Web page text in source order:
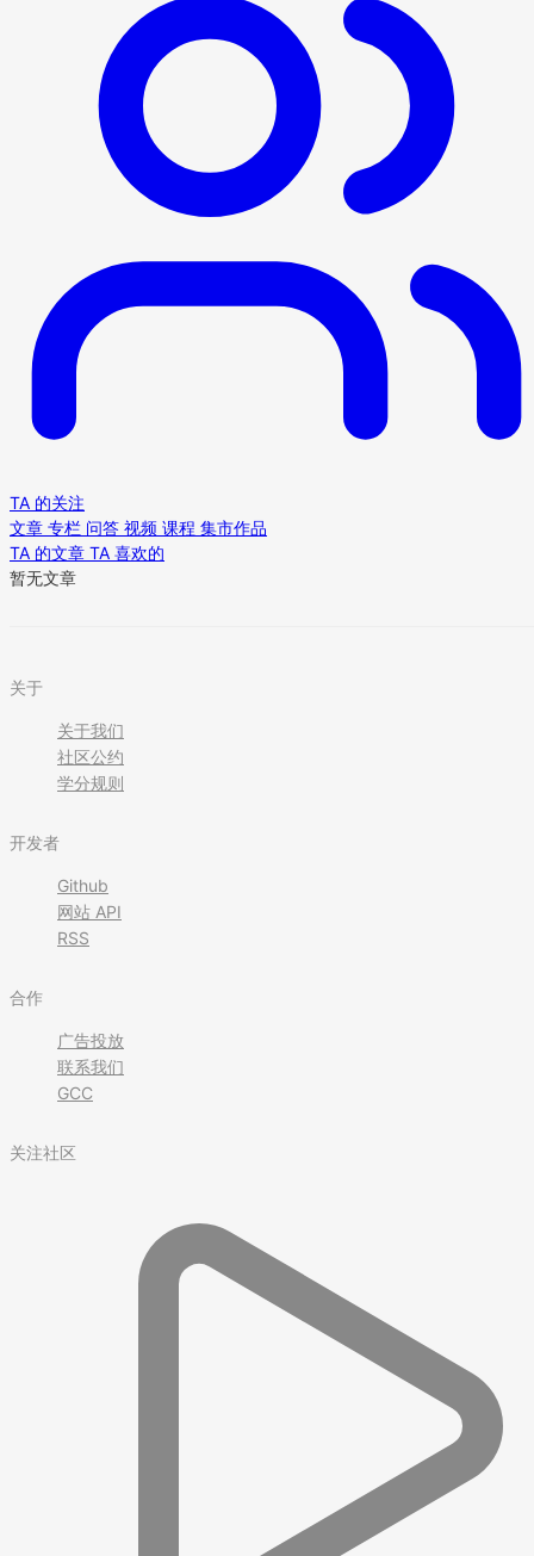
TA 的关注
文章 专栏 问答 视频 课程 集市作品
TA 的文章 TA 喜欢的
暂无文章
关于
关于我们
社区公约
学分规则
开发者
Github
网站 API
RSS
合作
广告投放
联系我们
GCC
关注社区